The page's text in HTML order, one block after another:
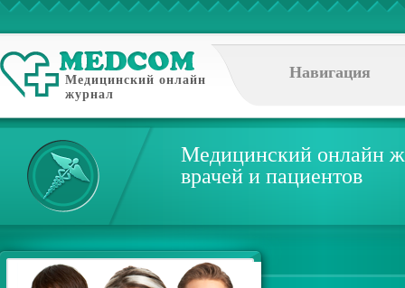
Медицинский онлайн
журнал
Навигация
Медицинский онлайн
врачей и пациентов